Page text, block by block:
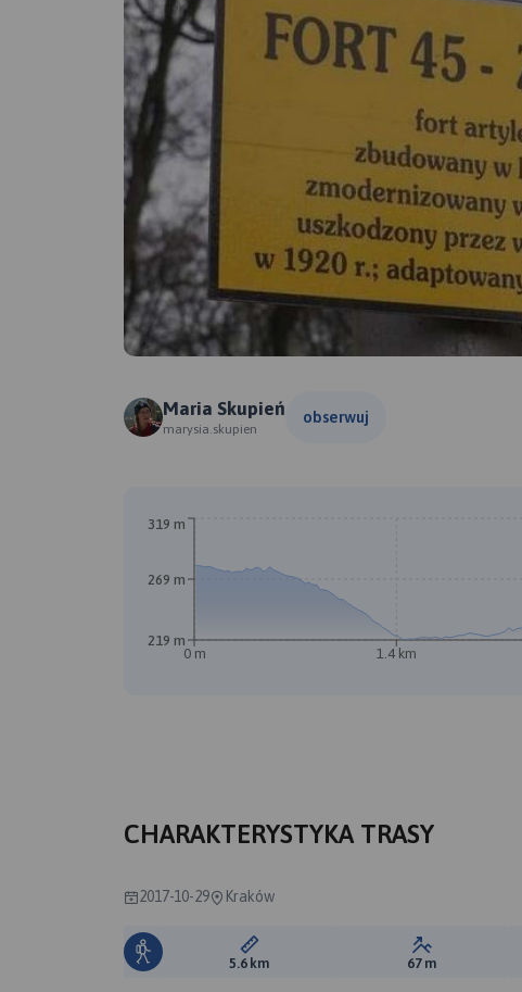
Maria Skupień
marysia.skupien
obserwuj
0 m 1.4 km
219 m
269 m
319 m
CHARAKTERYSTYKA TRASY
2017-10-29 Kraków
Długość trasy:
5.6 km Suma
67 m